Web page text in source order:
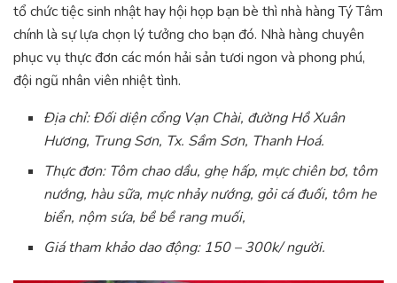
tổ chức tiệc sinh nhật hay hội họp bạn bè thì nhà hàng Tý Tâm
chính là sự lựa chọn lý tưởng cho bạn đó. Nhà hàng chuyên
phục vụ thực đơn các món hải sản tươi ngon và phong phú,
đội ngũ nhân viên nhiệt tình.
Địa chỉ: Đối diện cổng Vạn Chài, đường Hồ Xuân
Hương, Trung Sơn, Tx. Sầm Sơn, Thanh Hoá.
Thực đơn: Tôm chao dầu, ghẹ hấp, mực chiên bơ, tôm
nướng, hàu sữa, mực nhảy nướng, gỏi cá đuối, tôm he
biển, nộm sứa, bề bề rang muối,
Giá tham khảo dao động: 150 – 300k/ người.